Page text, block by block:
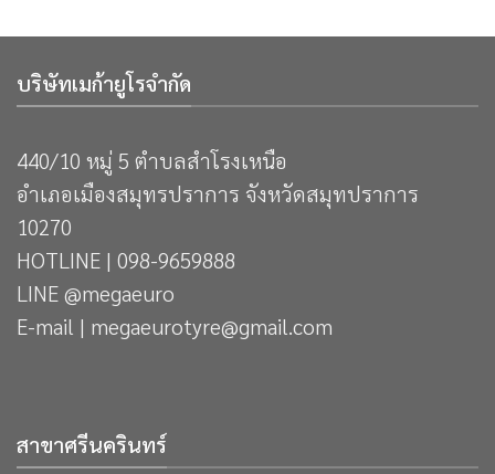
บริษัทเมก้ายูโรจำกัด
440/10 หมู่ 5 ตำบลสำโรงเหนือ
อำเภอเมืองสมุทรปราการ จังหวัดสมุทปราการ
10270
HOTLINE | 098-9659888
LINE @megaeuro
E-mail | megaeurotyre@gmail.com
สาขาศรีนครินทร์